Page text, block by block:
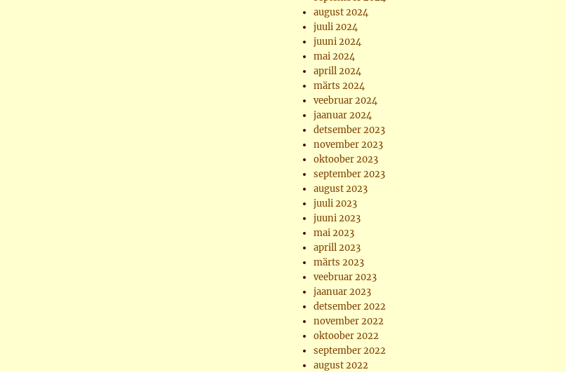
august 2024
juuli 2024
juuni 2024
mai 2024
aprill 2024
märts 2024
veebruar 2024
jaanuar 2024
detsember 2023
november 2023
oktoober 2023
september 2023
august 2023
juuli 2023
juuni 2023
mai 2023
aprill 2023
märts 2023
veebruar 2023
jaanuar 2023
detsember 2022
november 2022
oktoober 2022
september 2022
august 2022